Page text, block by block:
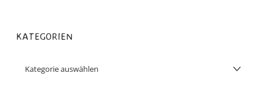
KATEGORIEN